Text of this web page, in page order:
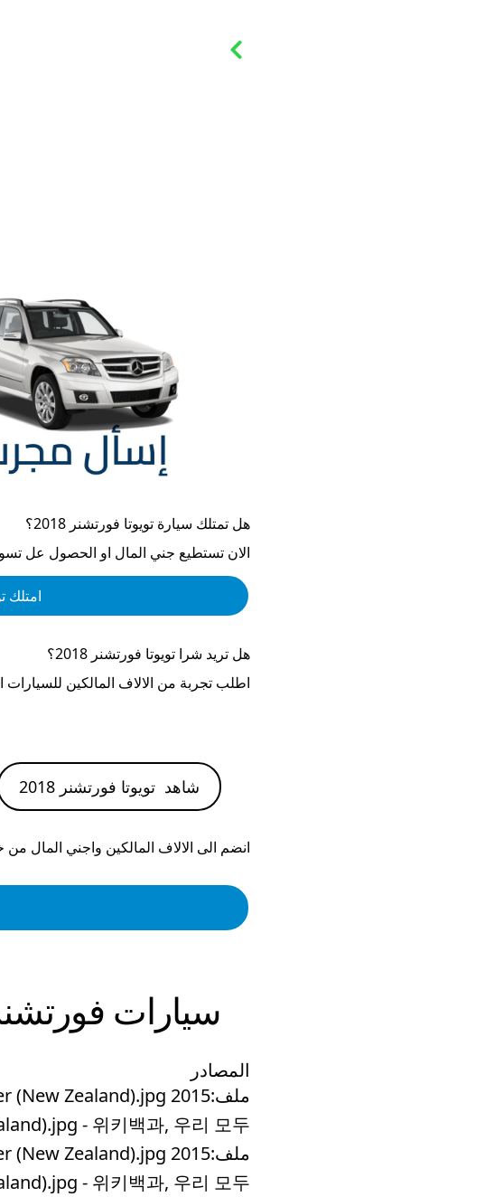
هل تمتلك سيارة تويوتا فورتشنر 2018
؟
الان تستطيع جني المال او الحصول عل
امتلك
هل تريد شرا تويوتا فورتشنر 2018
؟
اطلب تجربة من الالاف المالكين للسيارات
شاهد تويوتا فورتشنر 2018
انضم الى الالاف المالكين واجني المال من
سيارات
المصادر
ملف:2015 Toyota Fortuner (New Zealand).jpg - ويكيبيديا
- 위키백과, 우리 모두 ...
ملف:2015 Toyota Fortuner (New Zealand).jpg - ويكيبيديا
- 위키백과, 우리 모두 ...